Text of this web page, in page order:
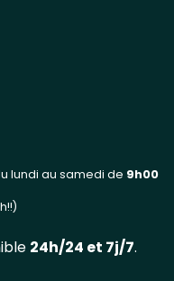
lundi au samedi de 9h00
24h/24 et 7j/7.